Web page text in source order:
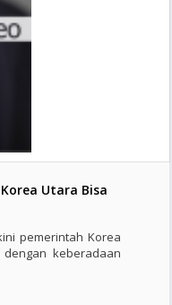
Utara Bisa
pemerintah Korea
keberadaan